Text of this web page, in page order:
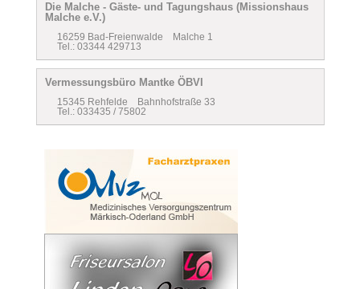
Die Malche - Gäste- und Tagungshaus (Missionshaus
Malche e.V.)
16259 Bad-Freienwalde Malche 1
Tel.: 03344 429713
Vermessungsbüro Mantke ÖBVI
15345 Rehfelde Bahnhofstraße 33
Tel.: 033435 / 75802